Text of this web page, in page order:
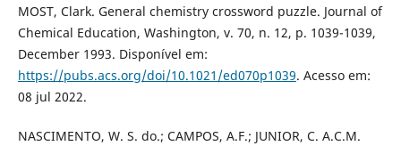
MOST, Clark. General chemistry crossword puzzle. Journal of
Chemical Education, Washington, v. 70, n. 12, p. 1039-1039,
December 1993. Disponível em:
https://pubs.acs.org/doi/10.1021/ed070p1039. Acesso em:
08 jul 2022.
NASCIMENTO, W. S. do.; CAMPOS, A.F.; JUNIOR, C. A.C.M.